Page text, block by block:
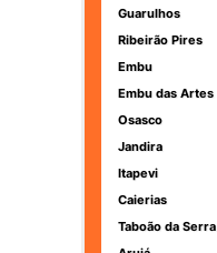
Guarulhos
Ribeirão Pires
Embu
Embu das Artes
Osasco
Jandira
Itapevi
Caierias
Taboão da Serra